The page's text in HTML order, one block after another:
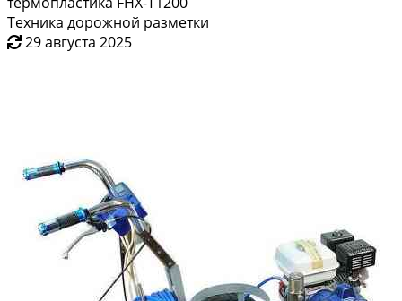
Техника дорожной разметки
29 августа 2025